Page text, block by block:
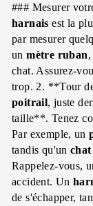
### Mesurer
harnais est la
par mesurer
unmètre ruban
chat. Assurez-
trop. 2. **Tour
poitrail, juste
taille**. Tenez
Par exemple, un
tandis qu'un
Rappelez-vous,
accident. Un
de s'échapper,